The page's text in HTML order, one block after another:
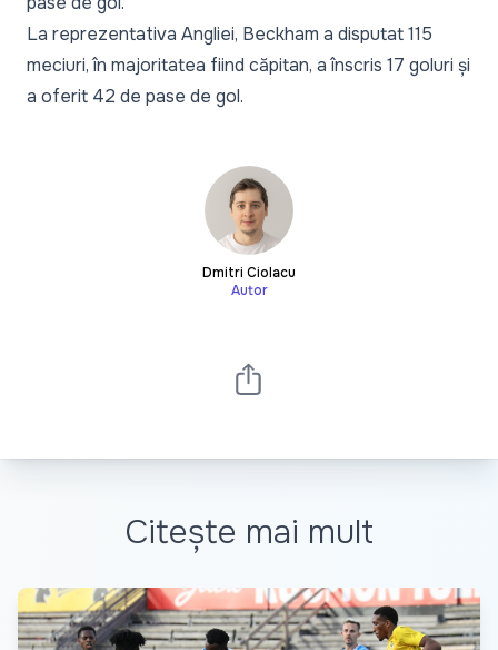
La reprezentativa Angliei, Beckham a disputat 115
meciuri, în majoritatea fiind căpitan, a înscris 17 goluri și
a oferit 42 de pase de gol.
Dmitri Ciolacu
Autor
Citește mai mult